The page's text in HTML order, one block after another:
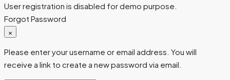
User registration is disabled for demo purpose.
Forgot Password
×
Please enter your username or email address. You will
receive a link to create a new password via email.